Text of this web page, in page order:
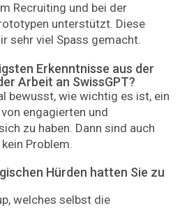
Recruiting und bei der
unterstützt. Diese
sehr viel Spass gemacht.
Erkenntnisse aus der
Arbeit an SwissGPT?
bewusst, wie wichtig es ist, ein
engagierten und
zu haben. Dann sind auch
Problem.
Hürden hatten Sie zu
welches selbst die